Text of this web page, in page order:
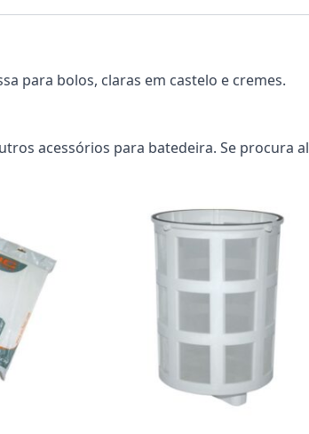
para bolos, claras em castelo e cremes.
acessórios para batedeira. Se procura